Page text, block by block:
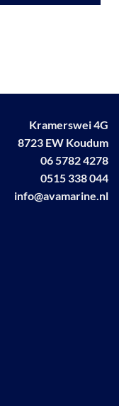
Kramerswei 4G
8723 EW Koudum
06 5782 4278
0515 338 044
info@avamarine.nl